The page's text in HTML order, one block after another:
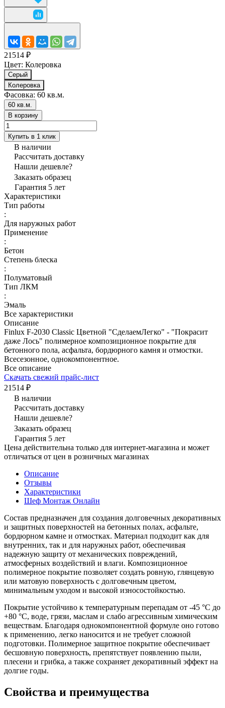
21514 ₽
Цвет: Колеровка
Серый
Колеровка
Фасовка: 60 кв.м.
60 кв.м.
В корзину
Купить в 1 клик
В наличии
Рассчитать доставку
Нашли дешевле?
Заказать образец
Гарантия 5 лет
Характеристики
Тип работы
:
Для наружных работ
Применение
:
Бетон
Степень блеска
:
Полуматовый
Тип ЛКМ
:
Эмаль
Все характеристики
Описание
Finlux F-2030 Classic Цветной "СделаемЛегко" - "Покрасит
даже Лось" полимерное композиционное покрытие для
бетонного пола, асфальта, бордюрного камня и отмостки.
Всесезонное, однокомпонентное.
Все описание
Скачать свежий прайс-лист
21514 ₽
В наличии
Рассчитать доставку
Нашли дешевле?
Заказать образец
Гарантия 5 лет
Цена действительна только для интернет-магазина и может
отличаться от цен в розничных магазинах
Описание
Отзывы
Характеристики
Шеф Монтаж Онлайн
Состав предназначен для создания долговечных декоративных
и защитных поверхностей на бетонных полах, асфальте,
бордюрном камне и отмостках. Материал подходит как для
внутренних, так и для наружных работ, обеспечивая
надежную защиту от механических повреждений,
атмосферных воздействий и влаги. Композиционное
полимерное покрытие позволяет создать ровную, глянцевую
или матовую поверхность с долговечным цветом,
минимальным уходом и высокой износостойкостью.
Покрытие устойчиво к температурным перепадам от -45 °С до
+80 °С, воде, грязи, маслам и слабо агрессивным химическим
веществам. Благодаря однокомпонентной формуле оно готово
к применению, легко наносится и не требует сложной
подготовки. Полимерное защитное покрытие обеспечивает
бесшовную поверхность, препятствует появлению пыли,
плесени и грибка, а также сохраняет декоративный эффект на
долгие годы.
Свойства и преимущества